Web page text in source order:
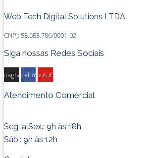
Web Tech Digital Solutions LTDA
CNPJ: 53.653.786/0001-02
Siga nossas Redes Sociais
FacebookYoutube
Atendimento Comercial
Seg. a Sex.: 9h às 18h
Sáb.: 9h às 12h